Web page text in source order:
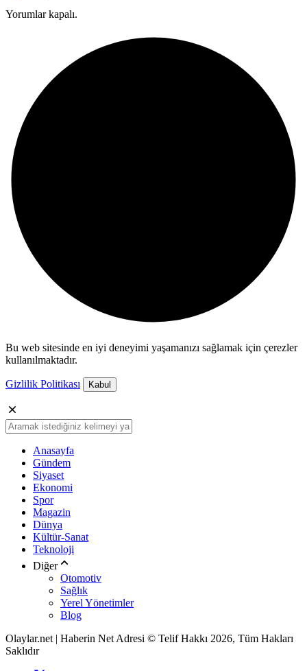
Yorumlar kapalı.
Bu web sitesinde en iyi deneyimi yaşamanızı sağlamak için çerezler
kullanılmaktadır.
Gizlilik Politikası Kabul
Anasayfa
Gündem
Siyaset
Ekonomi
Spor
Magazin
Dünya
Kültür-Sanat
Teknoloji
Diğer
Otomotiv
Sağlık
Yerel Yönetimler
Blog
Olaylar.net | Haberin Net Adresi © Telif Hakkı 2026, Tüm Hakları
Saklıdır